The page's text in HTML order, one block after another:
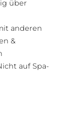
über
anderen
&
auf Spa-